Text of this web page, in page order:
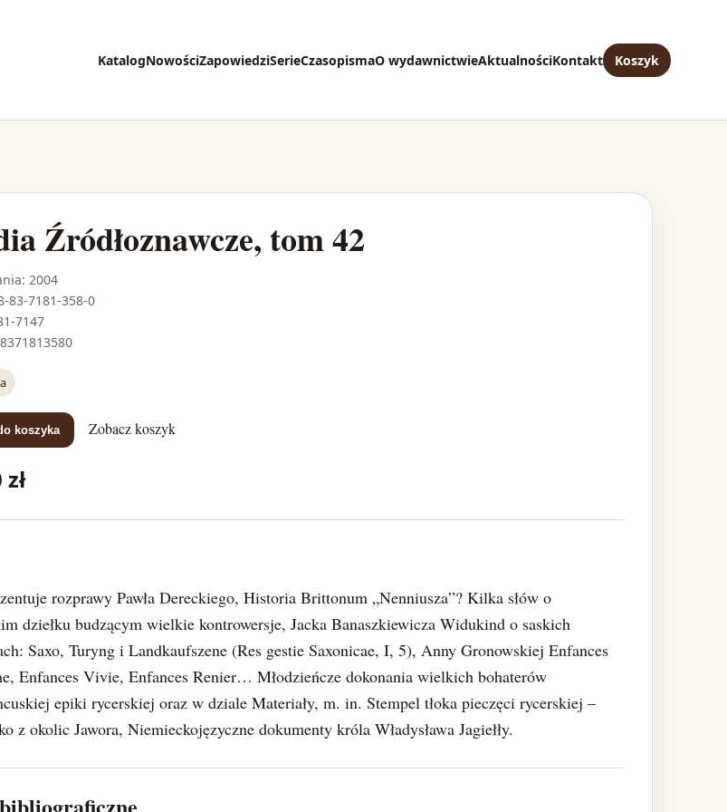
KatalogNowościZapowiedziSerieCzasopismaO wydawnictwieAktualnościKontakt Koszyk
Źródłoznawcze, tom 42
2004
83-7181-358-0
7147
koszyka Zobacz koszyk
rozprawy Pawła Dereckiego, Historia Brittonum „Nenniusza”? Kilka słów o
dziełku budzącym wielkie kontrowersje, Jacka Banaszkiewicza Widukind o saskich
Saxo, Turyng i Landkaufszene (Res gestie Saxonicae, I, 5), Anny Gronowskiej Enfances
Enfances Vivie, Enfances Renier… Młodzieńcze dokonania wielkich bohaterów
epiki rycerskiej oraz w dziale Materiały, m. in. Stempel tłoka pieczęci rycerskiej –
z okolic Jawora, Niemieckojęzyczne dokumenty króla Władysława Jagiełły.